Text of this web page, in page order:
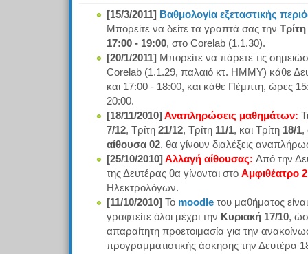
[15/3/2011] Βαθμολογία εξεταστικής
Μπορείτε να δείτε τα γραπτά σας την
17:00 - 19:00, στο Corelab (1.1.30).
[20/1/2011] Μπορείτε να πάρετε τις
Corelab (1.1.29, παλαιό κτ. ΗΜΜΥ) κάθε
και 17:00 - 18:00, και κάθε Πέμπτη, ώρες
20:00.
[18/11/2010] Αναπληρώσεις μαθημάτων:
7/12, Τρίτη 21/12, Τρίτη 11/1, και Τρίτη 18/1,
αίθουσα 02, θα γίνουν διαλέξεις
[25/10/2010] Αλλαγή αίθουσας: Από την
της Δευτέρας θα γίνονται στο Αμφιθέατρο 2
Ηλεκτρολόγων.
[11/10/2010] Το moodle του μαθήματος
γραφτείτε όλοι μέχρι την Κυριακή 17/10,
απαραίτητη προετοιμασία για την
προγραμματιστικής άσκησης την Δευτέρα